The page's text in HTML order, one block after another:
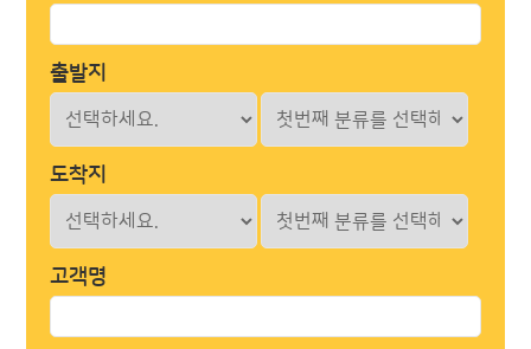
출발지
도착지
고객명